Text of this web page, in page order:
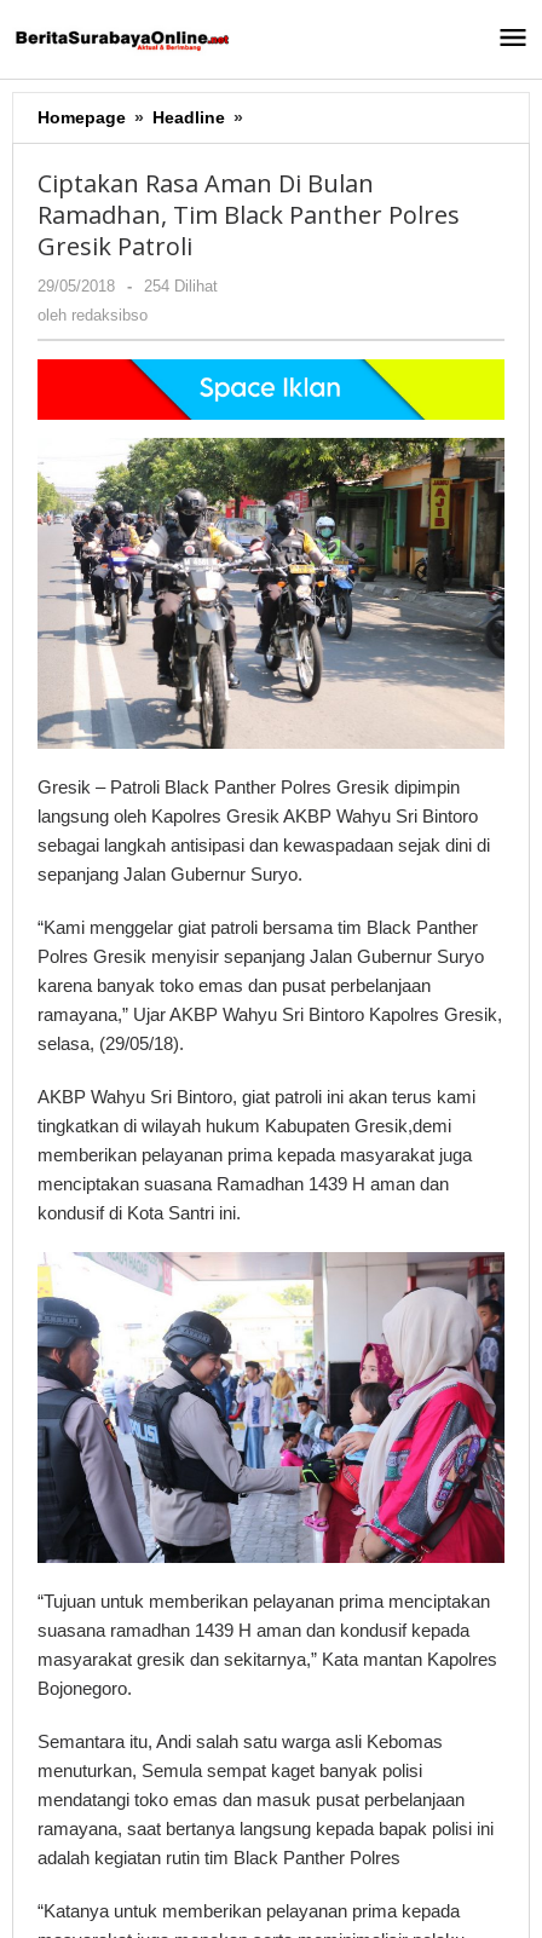
ke
Homepage » Headline »
Rasa
Di
Bulan
Polres
Patroli
Ciptakan Rasa Aman Di Bulan
Ramadhan, Tim Black Panther Polres
Gresik Patroli
29/05/2018
oleh
redaksibso
-
254 Dilihat
oleh redaksibso
Gresik – Patroli Black Panther Polres Gresik dipimpin
langsung oleh Kapolres Gresik AKBP Wahyu Sri Bintoro
sebagai langkah antisipasi dan kewaspadaan sejak dini di
sepanjang Jalan Gubernur Suryo.
“Kami menggelar giat patroli bersama tim Black Panther
Polres Gresik menyisir sepanjang Jalan Gubernur Suryo
karena banyak toko emas dan pusat perbelanjaan
ramayana,” Ujar AKBP Wahyu Sri Bintoro Kapolres Gresik,
selasa, (29/05/18).
AKBP Wahyu Sri Bintoro, giat patroli ini akan terus kami
tingkatkan di wilayah hukum Kabupaten Gresik,demi
memberikan pelayanan prima kepada masyarakat juga
menciptakan suasana Ramadhan 1439 H aman dan
kondusif di Kota Santri ini.
“Tujuan untuk memberikan pelayanan prima menciptakan
suasana ramadhan 1439 H aman dan kondusif kepada
masyarakat gresik dan sekitarnya,” Kata mantan Kapolres
Bojonegoro.
Semantara itu, Andi salah satu warga asli Kebomas
menuturkan, Semula sempat kaget banyak polisi
mendatangi toko emas dan masuk pusat perbelanjaan
ramayana, saat bertanya langsung kepada bapak polisi ini
adalah kegiatan rutin tim Black Panther Polres
“Katanya untuk memberikan pelayanan prima kepada